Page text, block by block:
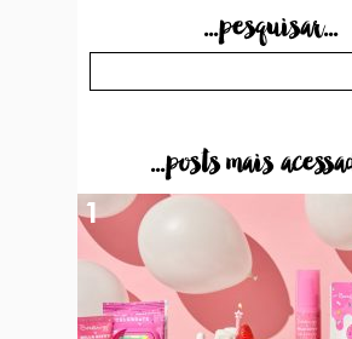
...pesquisar...
...posts mais
1